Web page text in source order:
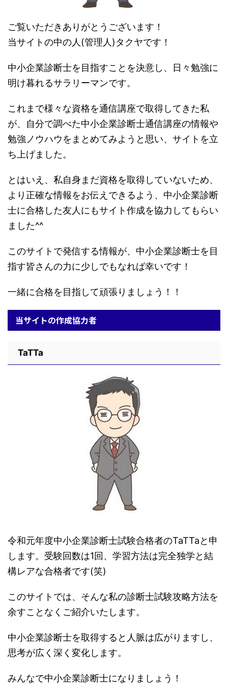
ご覧いただきありがとうございます！
当サイトの中の人(管理人)タクヤです！
中小企業診断士を目指すことを決意し、日々勉強に
明け暮れるサラリーマンです。
これまで様々な資格を通信講座で取得してきた私
が、自分で調べた中小企業診断士通信講座の情報や
勉強ノウハウをまとめてみようと思い、サイトを立
ち上げました。
とはいえ、私自身まだ資格を取得していないため、
より正確な情報をお伝えできるよう、中小企業診断
士に合格した友人にもサイト作成を協力してもらい
ました^^
このサイトで発信する情報が、中小企業診断士を目
指す皆さんの力に少しでもなれば幸いです！
一緒に合格を目指して頑張りましょう！！
当サイトの作成協力者
TaTTa
令和元年度中小企業診断士試験合格者のTaTTaと申
します。受験回数は1回、学習方法は完全独学と結
構レアな合格者です(笑)
このサイトでは、そんな私の診断士試験攻略方法を
余すことなくご紹介いたします。
中小企業診断士を取得すると人脈は広がりますし、
思考が広く深く変化します。
みんなで中小企業診断士になりましょう！